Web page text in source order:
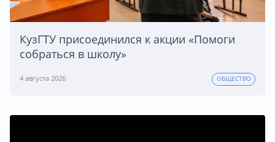
КузГТУ присоединился к акции «Помоги
собраться в школу»
4 августа 2026 ОБЩЕСТВО